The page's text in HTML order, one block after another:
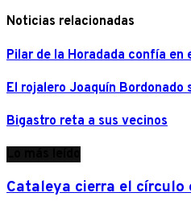
Noticias relacionadas
Pilar de la Horadada confía en
El rojalero Joaquín Bordonado
Bigastro reta a sus vecinos
Cataleya cierra el círculo